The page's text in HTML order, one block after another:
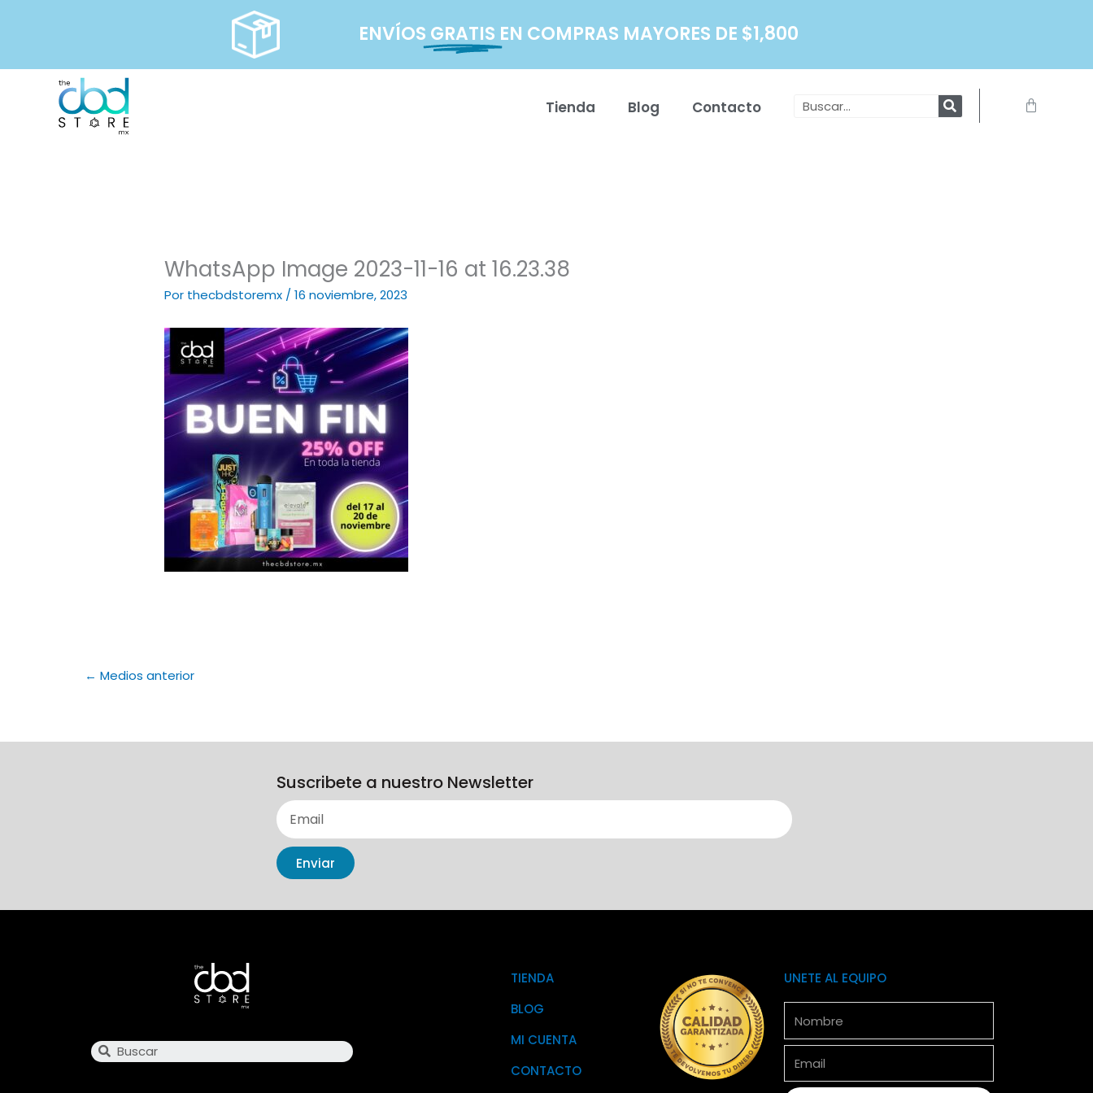
ENVÍOS GRATIS EN COMPRAS MAYORES DE $1,800
Tienda Blog Contacto Search Carrito
WhatsApp Image 2023-11-16 at 16.23.38
Por thecbdstoremx /16 noviembre, 2023
← Medios anterior
Suscribete a nuestro Newsletter
Enviar
TIENDA
BLOG
MI CUENTA
CONTACTO
UNETE AL EQUIPO